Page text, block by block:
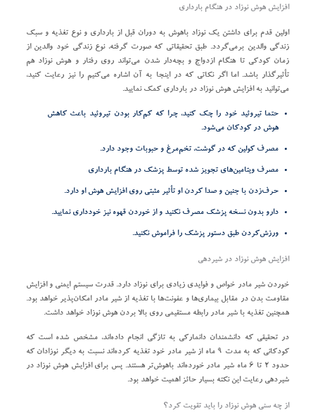
افزایش هوش نوزاد در هنگام بارداری
اولین قدم برای داشتن یک نوزاد باهوش به دوران قبل از بارداری و نوع تغذیه و سبک
زندگی والدین برمی‌گردد. طبق تحقیقاتی که صورت‌ گرفته، نوع زندگی خود والدین از
زمان کودکی تا هنگام ازدواج و بچه‌دار شدن می‌تواند روی رفتار و هوش نوزاد هم
تأثیرگذار باشد. اما اگر نکاتی که در اینجا به آن اشاره می‌کنیم را نیز رعایت کنید،
می‌توانید به افزایش هوش نوزاد در بارداری کمک نمایید.
حتما تیروئید خود را چک کنید، چرا که کم‌کار بودن تیروئید باعث کاهش
هوش در کودکان می‌شود.
مصرف کولین که در گوشت، تخم‌مرغ و حبوبات وجود دارد.
مصرف ویتامین‌های تجویز شده توسط پزشک در هنگام بارداری
حرف‌زدن با جنین و صدا کردن او تأثیر مثبتی روی افزایش هوش او دارد.
دارو بدون نسخه پزشک مصرف نکنید و از خوردن قهوه نیز خودداری نمایید.
ورزش‌کردن طبق دستور پزشک را فراموش نکنید.
افزایش هوش نوزاد در شیردهی
خوردن شیر مادر خواص و فوایدی زیادی برای نوزاد دارد. قدرت سیستم ایمنی و افزایش
مقاومت بدن در مقابل بیماری‌ها و عفونت‌ها با تغذیه از شیر مادر امکان‌پذیر خواهد بود.
همچنین تغذیه با شیر مادر رابطه مستقیمی روی بالا بردن هوش نوزاد خواهد داشت.
در تحقیقی که دانشمندان دانمارکی به‌ تازگی انجام داده‌اند، مشخص شده است که
کودکانی که به مدت ۹ ماه از شیر مادر خود تغذیه کرده‌اند نسبت به دیگر نوزادان که
حدود ۲ تا ۶ ماه شیر مادر خورده‌اند باهوش‌تر هستند. پس برای افزایش هوش نوزاد در
شیردهی رعایت این نکته بسیار حائز اهمیت خواهد بود.
از چه سنی هوش نوزاد را باید تقویت کرد؟